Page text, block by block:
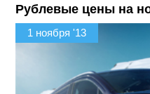
Рублевые цены на
1 ноября '13